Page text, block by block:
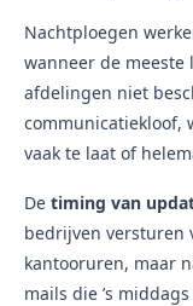
Nachtploegen
wanneer de
afdelingen niet
communicatiekloof,
vaak te laat of
De timing van
bedrijven versturen
kantooruren, maar
mails die ’s